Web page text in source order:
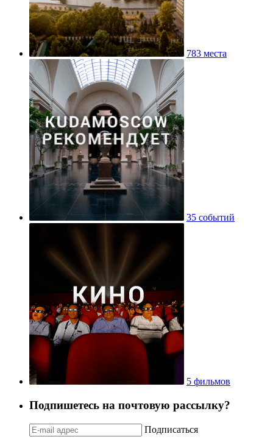
783 места
35 событий
5 фильмов
Подпишетесь на почтовую рассылку?
Подписаться